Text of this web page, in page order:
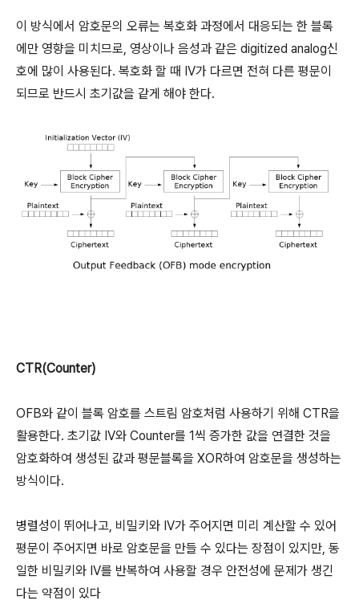
이 방식에서 암호문의 오류는 복호화 과정에서 대응되는 한 블록
에만 영향을 미치므로, 영상이나 음성과 같은 digitized analog신
호에 많이 사용된다. 복호화 할 때 IV가 다르면 전혀 다른 평문이
되므로 반드시 초기값을 같게 해야 한다.
CTR(Counter)
OFB와 같이 블록 암호를 스트림 암호처럼 사용하기 위해 CTR을
활용한다. 초기값 IV와 Counter를 1씩 증가한 값을 연결한 것을
암호화하여 생성된 값과 평문블록을 XOR하여 암호문을 생성하는
방식이다.
병렬성이 뛰어나고, 비밀키와 IV가 주어지면 미리 계산할 수 있어
평문이 주어지면 바로 암호문을 만들 수 있다는 장점이 있지만, 동
일한 비밀키와 IV를 반복하여 사용할 경우 안전성에 문제가 생긴
다는 약점이 있다